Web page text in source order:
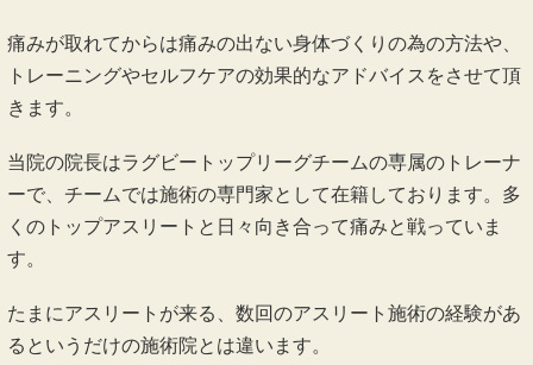
痛みが取れてからは痛みの出ない身体づくりの為の方法や、
トレーニングやセルフケアの効果的なアドバイスをさせて頂
きます。
当院の院長はラグビートップリーグチームの専属のトレーナ
ーで、チームでは施術の専門家として在籍しております。多
くのトップアスリートと日々向き合って痛みと戦っていま
す。
たまにアスリートが来る、数回のアスリート施術の経験があ
るというだけの施術院とは違います。